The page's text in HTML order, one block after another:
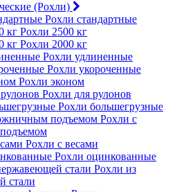
(Рохли)
Рохли стандартные
Рохли 2500 кг
Рохли 2000 кг
Рохли удлиненные
Рохли укороченные
Рохли эконом
Рохли для рулонов
Рохли большегрузные
Рохли с
Рохли с весами
Рохли оцинкованные
Рохли из
стали